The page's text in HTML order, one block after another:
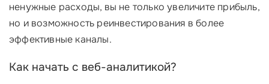
ненужные расходы, вы не только увеличите прибыль,
но и возможность реинвестирования в более
эффективные каналы.
Как начать с веб-аналитикой?